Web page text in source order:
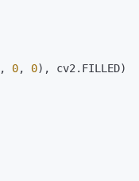
, 0, 0), cv2. FILLED)